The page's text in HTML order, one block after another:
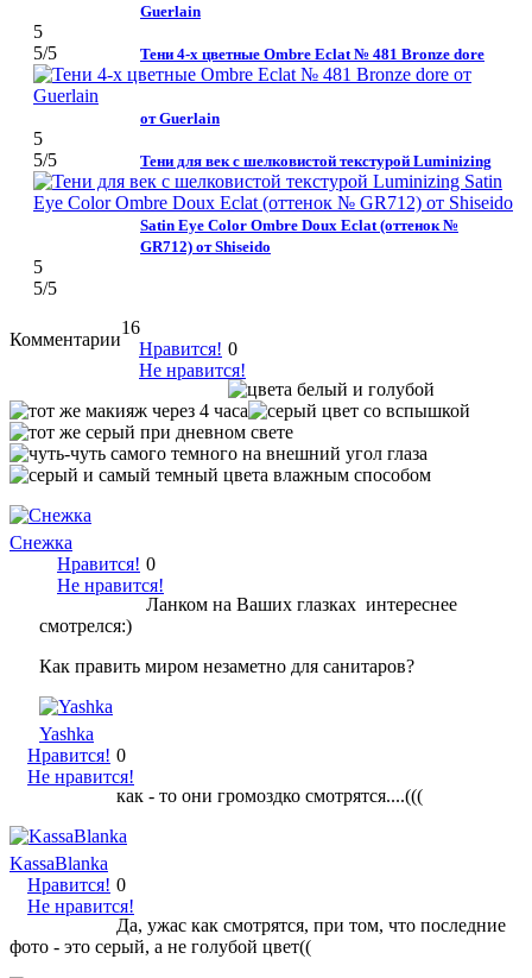
Guerlain
5
5/5 Тени 4-х цветные Ombre Eclat № 481 Bronze dore
от Guerlain
5
5/5 Тени для век с шелковистой текстурой Luminizing
Satin Eye Color Ombre Doux Eclat (оттенок №
GR712) от Shiseido
5
5/5
Комментарии
16
Нравится!
Не нравится!
0
Снежка
Нравится!
Не нравится!
0
Ланком на Ваших глазках интереснее
смотрелся:)
Как править миром незаметно для санитаров?
Yashka
Нравится!
Не нравится!
0
как - то они громоздко смотрятся....(((
KassaBlanka
Нравится!
Не нравится!
0
Да, ужас как смотрятся, при том, что последние
фото - это серый, а не голубой цвет((